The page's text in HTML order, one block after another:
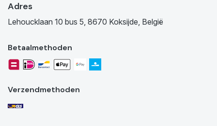
Adres
Lehoucklaan 10 bus 5, 8670 Koksijde, België
Betaalmethoden
Verzendmethoden